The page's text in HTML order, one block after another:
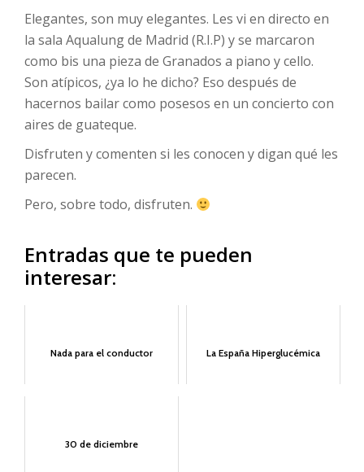
Elegantes, son muy elegantes. Les vi en directo en
la sala Aqualung de Madrid (R.I.P) y se marcaron
como bis una pieza de Granados a piano y cello.
Son atípicos, ¿ya lo he dicho? Eso después de
hacernos bailar como posesos en un concierto con
aires de guateque.
Disfruten y comenten si les conocen y digan qué les
parecen.
Pero, sobre todo, disfruten.
Entradas que te pueden
interesar:
Nada para el conductor La España Hiperglucémica
30 de diciembre